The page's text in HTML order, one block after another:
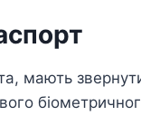
мають